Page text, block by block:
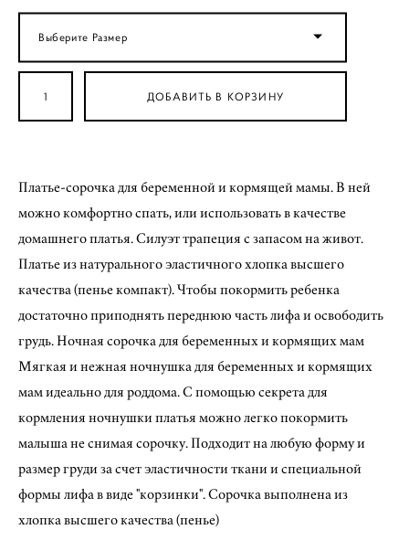
Выберите Размер
ДОБАВИТЬ В КОРЗИНУ
Платье-сорочка для беременной и кормящей мамы. В ней
можно комфортно спать, или использовать в качестве
домашнего платья. Силуэт трапеция с запасом на живот.
Платье из натурального эластичного хлопка высшего
качества (пенье компакт). Чтобы покормить ребенка
достаточно приподнять переднюю часть лифа и освободить
грудь. Ночная сорочка для беременных и кормящих мам
Мягкая и нежная ночнушка для беременных и кормящих
мам идеально для роддома. С помощью секрета для
кормления ночнушки платья можно легко покормить
малыша не снимая сорочку. Подходит на любую форму и
размер груди за счет эластичности ткани и специальной
формы лифа в виде "корзинки". Сорочка выполнена из
хлопка высшего качества (пенье)